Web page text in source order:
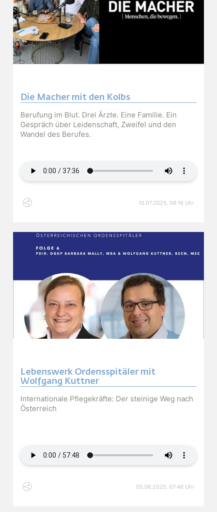
Die Macher mit den Kolbs
Berufung im Blut. Drei Ärzte. Eine Familie. Ein
Gespräch über Leidenschaft, Zweifel und den
Wandel des Berufes.
10.07.2025, 08:16 Uhr
Lebenswerk Ordensspitäler mit
Wolfgang Kuttner
Internationale Pflegekräfte: Der steinige Weg nach
Österreich
05.06.2025, 07:48 Uhr